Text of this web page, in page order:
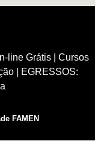
line Grátis| Cursos
|
EGRESSOS:
FAMEN